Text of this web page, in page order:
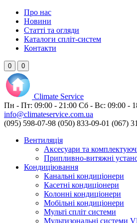
Про нас
Новини
Статті та огляди
Каталоги спліт-систем
Контакти
0 0
Climate Service
Пн - Пт: 09:00 - 21:00 Сб - Вс: 09:00 -
info@climateservice.com.ua
(095) 598-07-98 (050) 833-09-01 (067)
Вентиляція
Аксесуари та
Припливно-витяжні
Кондиціювання
Канальні кондиціонери
Касетні кондиціонери
Колонні кондиціонери
Мобільні кондиціонери
Мульті спліт системи
Мультизональні системи